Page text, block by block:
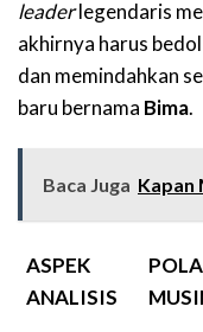
leaderlegendaris
akhirnya harus
dan memindahkan
baru bernama Bima.
Baca Juga Kapan
ASPEK
ANALISIS